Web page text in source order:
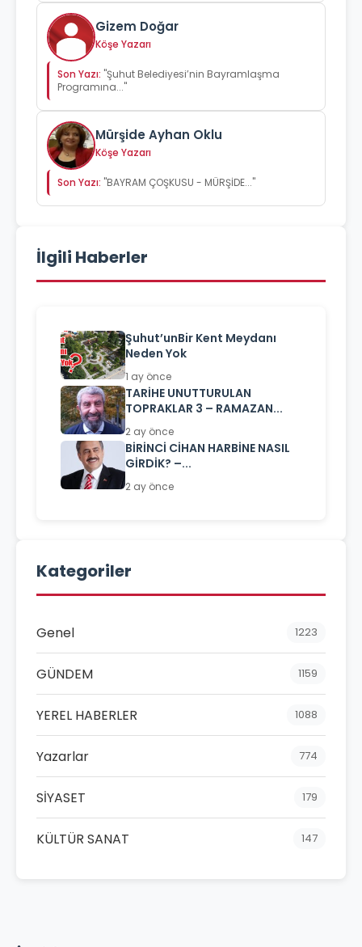
Gizem Doğar
Köşe Yazarı
Son Yazı: "Şuhut Belediyesi’nin Bayramlaşma
Programına..."
Mürşide Ayhan Oklu
Köşe Yazarı
Son Yazı: "BAYRAM ÇOŞKUSU - MÜRŞİDE..."
İlgili Haberler
Şuhut’unBir Kent Meydanı
Neden Yok
1 ay önce
TARİHE UNUTTURULAN
TOPRAKLAR 3 – RAMAZAN...
2 ay önce
BİRİNCİ CİHAN HARBİNE NASIL
GİRDİK? –...
2 ay önce
Kategoriler
Genel 1223
GÜNDEM 1159
YEREL HABERLER 1088
Yazarlar 774
SİYASET 179
KÜLTÜR SANAT 147